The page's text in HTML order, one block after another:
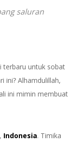
saluran
terbaru untuk sobat
ini? Alhamdulillah,
ini mimin membuat
, Indonesia. Timika